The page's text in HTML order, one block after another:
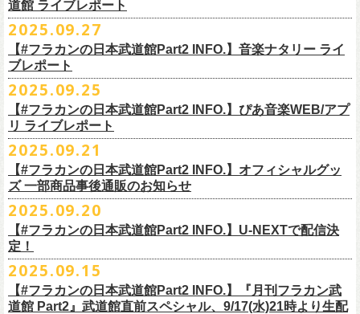
レギュラー
長州小力
まーな
2月7日（土）
◆音楽◆
矢井田瞳
ホフディランカルテット
インナージャーニー
ポニーテールリボンズ
仮面女子
ex.KNU
◆お笑いステージ◆
レイザーラモン
ジョイマン
囲碁将棋
配信URL：https://t.unext.jp/r/flowercompanyz
＊＊＊＊＊＊
◎「ゾロ目だョ全員集合!〜フラカン33年、野音99年〜」2022.9.23 日比
谷野外大音楽堂
③12/4(木)配信開始予定
◎ フラワーカンパニーズ「神さまツアー」～年末恒例磔磔2デイズ～ 1
日目 2023.12.13 京都磔磔
◎ フラワーカンパニーズ「神さまツアー」～年末恒例磔磔2デイズ～ 2
日目 2023.12.14 京都磔磔
■U-NEXT問い合わせ：https://help.unext.jp/info-video/detail/info403b
日時：12月31日（水）OPEN 13:30/ START 14:00
会場：新代田LIVE HOUSE FEVER
一般チケット発売日：前売 ￥5,500（税込／D代別）※お土産ステッカー
付き
※保護者同伴に限り高校生以下入場可能、当日￥2,
（当日年齢を証明できるもの（学生証、
保険証等）のご提示が必要）
チケット発売日：11月15日(土)
問い合わせ：LIVE HOUSE FEVER TEL：03-6304-7899
http://www.fever-popo.com/
＊ファンクラブ優先チケット販売のご案内はファンクラブよりご登録ア
ドレスにメールでご案内しております
https://www.loft-prj.co.jp/schedule/loft9/contact
主催：音楽と人編集部
◎ワンマンツアー「フラカンのチョイナチョイナ’25/’26」 ポスター
価格：900円(税込) *送料別
＊サイズ：B2（515mm×728mm）
＊販売期間：2025年10月30日(木)9:00 〜 ※在庫が無くなり次第終了
＊2025年11月上旬〜発送予定
＊発送方法：宅急便
☆ニワトリ堂 ＞https://flowercompanyzinc.stores.jp/
10月25日＠熊本Djangoを皮切りに30箇所31公演を回る全国ワンマンツア
ー「フラカンのチョイナチョイナ’25/’26」の2026年1月〜３月公演分
（2/21＠大分公演を除く）の一般チケットが10月18日(土)より発売スター
ト！
これにて全公演分のチケットが発売となります。
9/20(土)開催の日本武道館公演を経て、さらに勢いを増してまわるフラカ
ンの全国ツアー、どうぞお楽しみに！
＊大分公演の身、諸事情により10/25(土）からの発売に変更になりました
◎フラワーカンパニーズ ワンマンツアー「フラカンのチョイナチョイ
ナ’25/’26」
2025年
10月25日(土) 熊本Django 16:30/17:00
◎「みんなの祭り X’mas SPECIAL」
日時：2025年12月23日(火) 開場 17:15 開演 18:00
会場：名古屋DIAMOND HALL
出演：
nobodyKnows＋
年末恒例FM802主催のロック大忘年会「FM802 ROCK FESTIVAL RADIO
CRAZY 2025」最終日12/29(月)、怒髪天がハウスバンドとなり、一夜限り
のスペシャルセッション企画「
戦」を開催。
このスペシャルステージに、グレートマエカワがサポートメンバーとし
て参加することが決定しました！
◎「FM802 ROCK FESTIVAL RADIO CRAZY 2025」
日程：2025年12月29日(月)
会場：インテックス大阪
＊「FM802＆怒髪天 presents レディクレ歌合戦」
[出演]怒髪天 and more!!!!
[Support Member]
Ba:グレートマエカワ（フラワーカンパニーズ）
Key:奥野真哉(ソウル・フラワー・ユニオン)
定！
樋口豊さん59歳の誕生日2日前の開催となる今企画、
出演は、トークイベントでお馴染みの〈プロ野球大好きミュージシャ
ン〉たちを中心としたスペシャルバンド（グレートマエカワが参加）、
POLYSICS、そしてフラワーカンパニーズ。
前売りチケットなど本公演の詳細は、『音楽と人』のWebサイト
（https://ongakutohito.com/
どうぞお楽しみに！
◎音楽と人＆僕たちプロ野球大好きミュージシャンpresents「神田ナイト
カーニバル」〜樋口豊59th BIRTHDAY LIVE〜
日時：:2026年1月22日（木）開場/開演: 18:00/19:00（予定）
会場：KANDA SQUARE HALL
出演：樋口豊スペシャルセッション（メンバー：樋口豊、イノウエアツ
シ、ウエノコウジ、グレートマエカワ、MOBY and more…）
フラワーカンパニーズ
道館 ライブレポート
2025.09.27
【#フラカンの日本武道館Part2 INFO.】音楽ナタリー ライ
ブレポート
■9月27日(土)公開 音楽ナタリー
＊9/20(土)「フラカンの日本武道館 Part2 〜超・今が旬〜」ライブレポー
ト掲載
｢フラワーカンパニーズ、10年ぶり2度目の日本武道館ワンマンで示した
転がり続ける“バンドの未来”｣
https://natalie.mu/music/news/641285
2025.09.25
【#フラカンの日本武道館Part2 INFO.】ぴあ音楽WEB/アプ
リ ライブレポート
■9月25日(木)公開 ぴあ音楽WEB/アプリ
＊9/20(土)「フラカンの日本武道館 Part2 〜超・今が旬〜」ライブレポー
ト掲載
「今のフラカン」の圧倒的な底力 2度目の日本武道館、最高のお祭り騒
ぎ【ライブレポート】
https://lp.p.pia.jp/article/news/438272/index.html
2025.09.21
【#フラカンの日本武道館Part2 INFO.】オフィシャルグッ
ズ 一部商品事後通販のお知らせ
2025.09.20
【#フラカンの日本武道館Part2 INFO.】U-NEXTで配信決
定！
2025.09.15
【#フラカンの日本武道館Part2 INFO.】『月刊フラカン武
道館 Part2』武道館直前スペシャル、9/17(水)21時より生配